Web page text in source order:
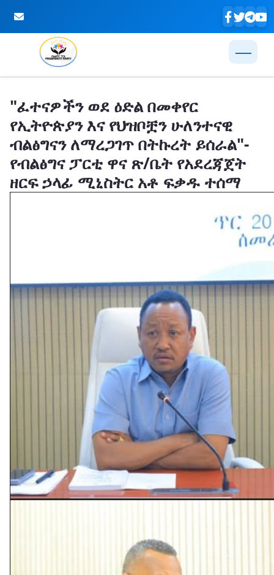
"ፈተናዎችን ወደ ዕድል በመቀየር
የኢትዮጵያን እና የህዝቦቿን ሁለንተናዊ
ብልፅግናን ለማረጋገጥ በትኩረት ይሰራል"-
የብልፅግና ፓርቲ ዋና ጽ/ቤት የአደረጃጀት
ዘርፍ ኃላፊ ሚኒስትር አቶ ፍቃዱ ተሰማ